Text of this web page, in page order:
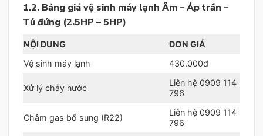
1.2. Bảng giá vệ sinh máy lạnh Âm – Áp trần –
Tủ đứng (2.5HP – 5HP)
NỘI DUNG
ĐƠN GIÁ
Vệ sinh máy lạnh
430.000đ
Xử lý chảy nước
Liên hệ 0909 114
796
Châm gas bổ sung (R22)
Liên hệ 0909 114
796